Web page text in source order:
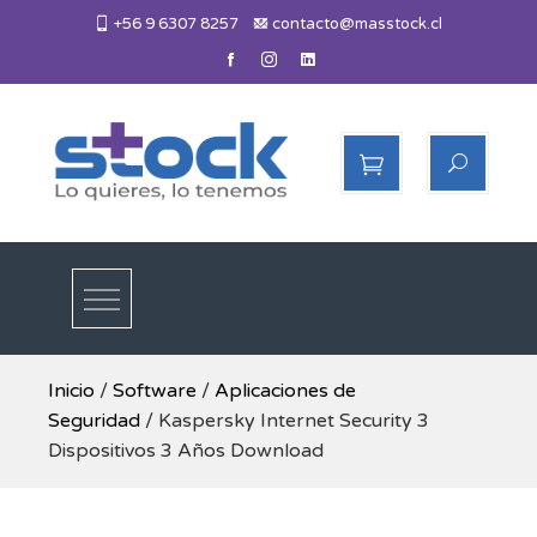
+56 9 6307 8257 contacto@masstock.cl
Más Stock
Inicio / Software / Aplicaciones de
Seguridad / Kaspersky Internet Security 3
Dispositivos 3 Años Download